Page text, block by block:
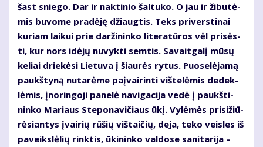
šast snie­go. Dar ir nak­ti­nio šal­tu­ko. O jau ir ži­bu­tė­
mis bu­vo­me pra­dė­ję džiaug­tis. Teks pri­vers­ti­nai
ku­riam lai­kui prie dar­ži­nin­ko li­te­ra­tū­ros vėl pri­sės­
ti, kur nors idė­jų nu­vyk­ti sem­tis. Sa­vait­ga­lį mū­sų
ke­liai drie­kė­si Lie­tu­va į šiau­rės ry­tus. Puo­se­lė­ja­mą
paukš­ty­ną nu­ta­rė­me pa­į­vai­rin­ti viš­te­lė­mis de­dek­
lė­mis, įno­rin­go­ji pa­ne­lė na­vi­ga­ci­ja ve­dė į paukš­ti­
nin­ko Ma­riaus Ste­po­na­vi­čiaus ūkį. Vy­lė­mės pri­si­žiū­
rė­sian­tys įvai­rių rū­šių viš­tai­čių, de­ja, te­ko veis­les iš
pa­veiks­lė­lių rink­tis, ūki­nin­ko val­do­se sa­ni­ta­ri­ja –